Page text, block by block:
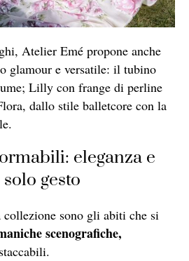
Atelier Emé propone anche
glamour e versatile: il tubino
Lilly con frange di perline
dallo stile balletcore con la
eleganza e
gesto
collezione sono gli abiti che si
scenografiche,